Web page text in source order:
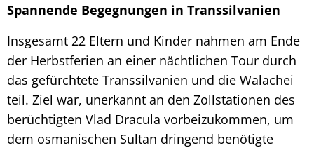
Spannende Begegnungen in Transsilvanien
Insgesamt 22 Eltern und Kinder nahmen am Ende
der Herbstferien an einer nächtlichen Tour durch
das gefürchtete Transsilvanien und die Walachei
teil. Ziel war, unerkannt an den Zollstationen des
berüchtigten Vlad Dracula vorbeizukommen, um
dem osmanischen Sultan dringend benötigte